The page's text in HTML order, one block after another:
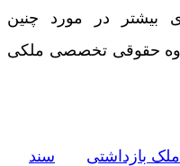
بیشتر در مورد چنین
حقوقی تخصصی ملکی
بازداشتی
سند